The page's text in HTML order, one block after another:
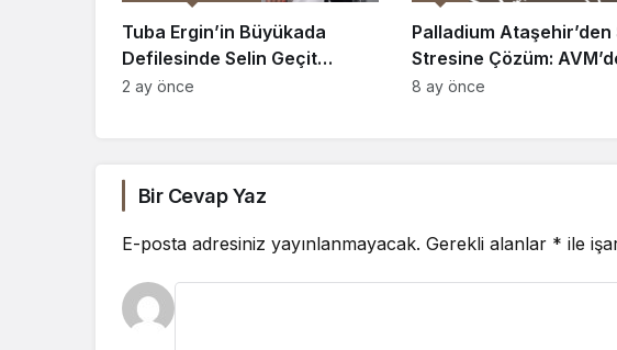
Tuba Ergin’in Büyükada
Defilesinde Selin Geçit
Sürprizi: Moda ve Müziğin
2 ay önce
Palladium Ataşehir’den
Stresine Çözüm:
Wellness Dönemi
8 ay önce
Bir Cevap Yaz
E-posta adresiniz yayınlanmayacak. Gerekli alanlar * ile